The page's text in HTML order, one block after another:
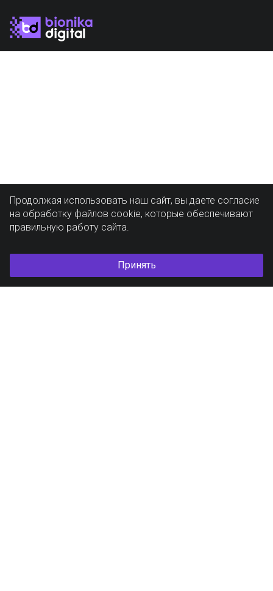
Продолжая использовать наш сайт, вы даете согласие
на обработку файлов cookie, которые обеспечивают
правильную работу сайта.
Принять